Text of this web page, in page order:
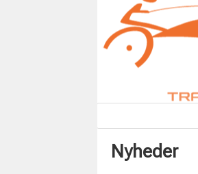
Nyheder